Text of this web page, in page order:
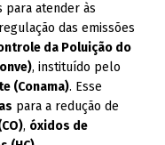
para atender às
das emissões
da Poluição do
, instituído pelo
(Conama). Esse
para a redução de
, óxidos de